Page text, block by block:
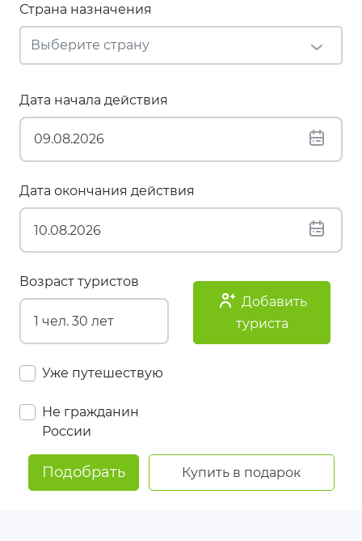
Страна назначения
Дата начала действия
Дата окончания действия
Возраст туристов
Добавить
туриста
Уже путешествую
Не гражданин
России
Подобрать Купить в подарок